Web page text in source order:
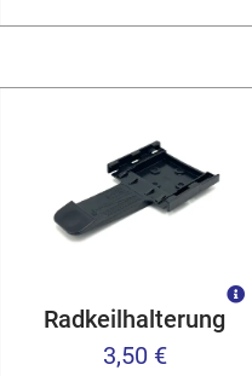
Radkeilhalterung
3,50 €